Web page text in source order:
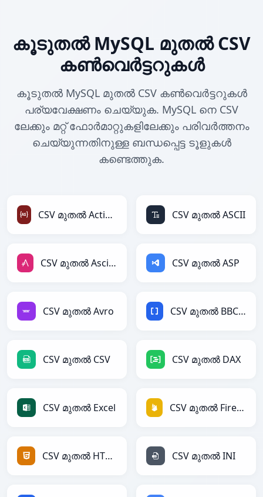
കൂടുതൽ MySQL മുതൽ CSV
കൺവെർട്ടറുകൾ
കൂടുതൽ MySQL മുതൽ CSV കൺവെർട്ടറുകൾ
പര്യവേക്ഷണം ചെയ്യുക. MySQL നെ CSV
ലേക്കും മറ്റ് ഫോർമാറ്റുകളിലേക്കും പരിവർത്തനം
ചെയ്യുന്നതിനുള്ള ബന്ധപ്പെട്ട ടൂളുകൾ
കണ്ടെത്തുക.
CSV മുതൽ ActionScript CSV മുതൽ ASCII
CSV മുതൽ AsciiDoc CSV മുതൽ ASP
CSV മുതൽ Avro CSV മുതൽ BBCode
CSV മുതൽ CSV CSV മുതൽ DAX
CSV മുതൽ Excel CSV മുതൽ Firebase
CSV മുതൽ HTML CSV മുതൽ INI